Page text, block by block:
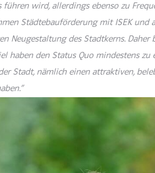
wird, allerdings ebenso zu
Städtebauförderung mit ISEK und
Neugestaltung des Stadtkerns. Daher
haben den Status Quo mindestens zu
Stadt, nämlich einen attraktiven,